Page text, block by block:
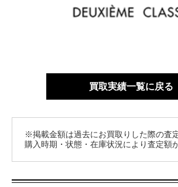
買取実績一覧に戻る
※掲載金額は過去にお買取りした際の査
購入時期・状態・在庫状況により査定額